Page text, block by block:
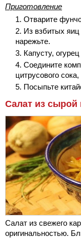
Приготовление
Отварите
Из взбитых яиц
нарежьте.
Капусту,
Соедините
цитрусового
Посыпьте
Салат из сырой
Салат из свежего
оригинальностью.